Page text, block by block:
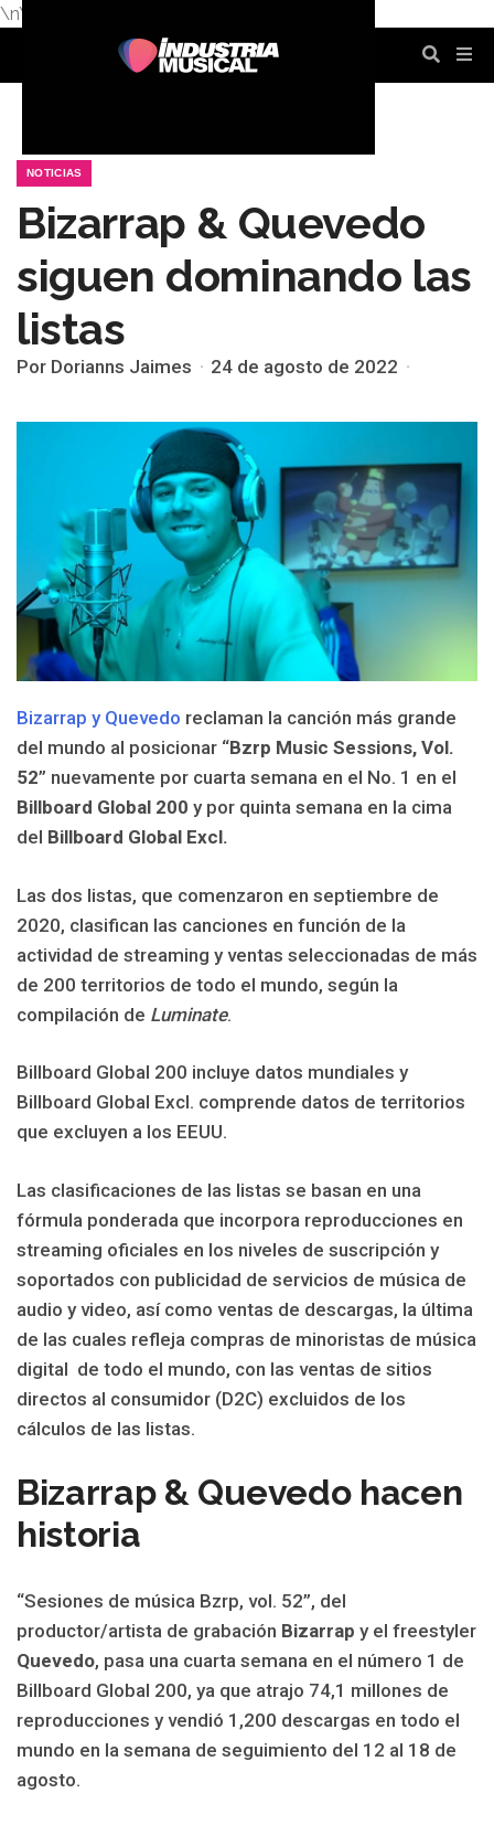
\n\n
NOTICIAS
Bizarrap & Quevedo
siguen dominando las
listas
Por Dorianns Jaimes 24 de agosto de 2022
Bizarrap y Quevedo reclaman la canción más grande
del mundo al posicionar “Bzrp Music Sessions, Vol.
52” nuevamente por cuarta semana en el No. 1 en el
Billboard Global 200 y por quinta semana en la cima
del Billboard Global Excl.
Las dos listas, que comenzaron en septiembre de
2020, clasifican las canciones en función de la
actividad de streaming y ventas seleccionadas de más
de 200 territorios de todo el mundo, según la
compilación de Luminate.
Billboard Global 200 incluye datos mundiales y
Billboard Global Excl. comprende datos de territorios
que excluyen a los EEUU.
Las clasificaciones de las listas se basan en una
fórmula ponderada que incorpora reproducciones en
streaming oficiales en los niveles de suscripción y
soportados con publicidad de servicios de música de
audio y video, así como ventas de descargas, la última
de las cuales refleja compras de minoristas de música
digital de todo el mundo, con las ventas de sitios
directos al consumidor (D2C) excluidos de los
cálculos de las listas.
Bizarrap & Quevedo hacen
historia
“Sesiones de música Bzrp, vol. 52”, del
productor/artista de grabación Bizarrap y el freestyler
Quevedo, pasa una cuarta semana en el número 1 de
Billboard Global 200, ya que atrajo 74,1 millones de
reproducciones y vendió 1,200 descargas en todo el
mundo en la semana de seguimiento del 12 al 18 de
agosto.